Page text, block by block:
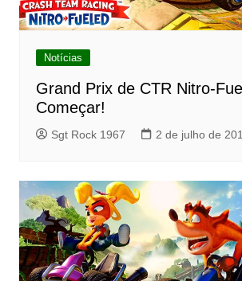
Notícias
Grand Prix de CTR Nitro-
Começar!
Sgt Rock 1967 2 de julho de